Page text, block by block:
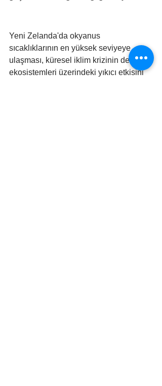
Yeni Zelanda'da okyanus
sıcaklıklarının en yüksek seviyeye
ulaşması, küresel iklim krizinin deniz
ekosistemleri üzerindeki yıkıcı etkisini